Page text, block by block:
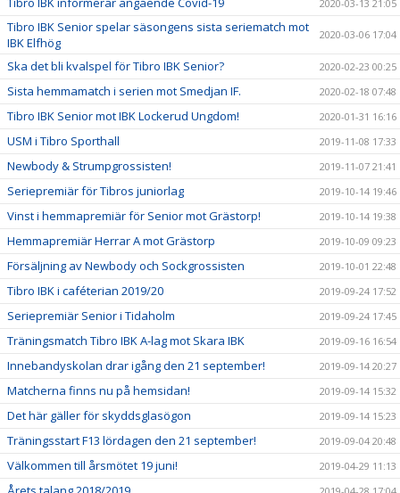
2020-03-13 21:05
Tibro IBK Senior spelar säsongens sista seriematch mot
IBK Elfhög
2020-03-06 17:04
Ska det bli kvalspel för Tibro IBK Senior? 2020-02-23 00:25
Sista hemmamatch i serien mot Smedjan IF. 2020-02-18 07:48
Tibro IBK Senior mot IBK Lockerud Ungdom! 2020-01-31 16:16
USM i Tibro Sporthall 2019-11-08 17:33
Newbody & Strumpgrossisten! 2019-11-07 21:41
Seriepremiär för Tibros juniorlag 2019-10-14 19:46
Vinst i hemmapremiär för Senior mot Grästorp! 2019-10-14 19:38
Hemmapremiär Herrar A mot Grästorp 2019-10-09 09:23
Försäljning av Newbody och Sockgrossisten 2019-10-01 22:48
Tibro IBK i caféterian 2019/20 2019-09-24 17:52
Seriepremiär Senior i Tidaholm 2019-09-24 17:45
Träningsmatch Tibro IBK A-lag mot Skara IBK 2019-09-16 16:54
Innebandyskolan drar igång den 21 september! 2019-09-14 20:27
Matcherna finns nu på hemsidan! 2019-09-14 15:32
Det här gäller för skyddsglasögon 2019-09-14 15:23
Träningsstart F13 lördagen den 21 september! 2019-09-04 20:48
Välkommen till årsmötet 19 juni! 2019-04-29 11:13